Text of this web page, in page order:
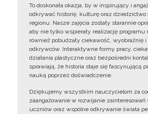
To doskonała okazja, by w inspirujący i
odkrywać historię, kulturę oraz dziedzictwo
regionu. Nasze zajęcia zostały starannie
aby nie tylko wspierały realizację programu
również pobudzały ciekawość, wyobraźnię i
odkrywców. Interaktywne formy pracy,
działania plastyczne oraz bezpośredni
sprawiają, że historia staje się fascynującą
nauką poprzez doświadczenie.
Dziękujemy wszystkim nauczycielom za
zaangażowanie w rozwijanie zainteresowań
uczniów oraz wspólne odkrywanie świata